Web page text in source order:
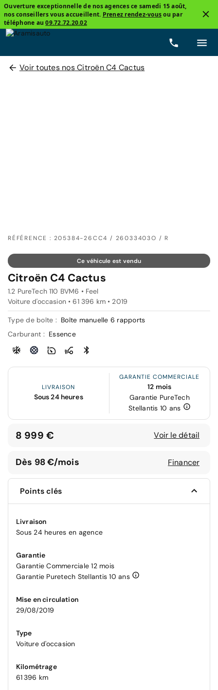
Ouverture exceptionnelle de nos agences ce samedi 15 août,
nos conseillers vous accueillent. Prenez rendez-vousou par
téléphone au09.72.72.20.02
Voir toutes nos Citroën C4 Cactus
RÉFÉRENCE : 205384-26CC4 / 26033403O / R
Ce véhicule est vendu
Citroën C4 Cactus
1.2 PureTech 110 BVM6 • Feel
Voiture d'occasion • 61 396 km • 2019
Type de boîte : Boîte manuelle 6 rapports
Carburant : Essence
LIVRAISON
Sous 24 heures
GARANTIE COMMERCIALE
12 mois
Garantie PureTech
Stellantis 10 ans
8 999 € Voir le détail
Dès 98 €/mois Financer
Points clés
Livraison
Sous 24 heures en agence
Garantie
Garantie Commerciale 12 mois
Garantie Puretech Stellantis 10 ans
Mise en circulation
29/08/2019
Type
Voiture d'occasion
Kilométrage
61 396 km